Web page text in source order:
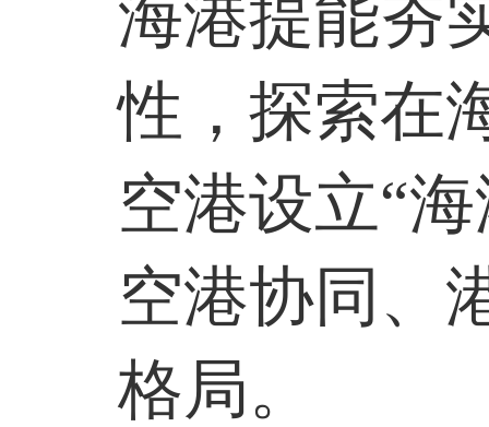
海港提能夯
性，探索在
空港设立“
空港协同、
格局。